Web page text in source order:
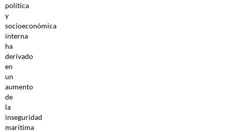
política
y
socioeconómica
interna
ha
derivado
en
un
aumento
de
la
inseguridad
marítima